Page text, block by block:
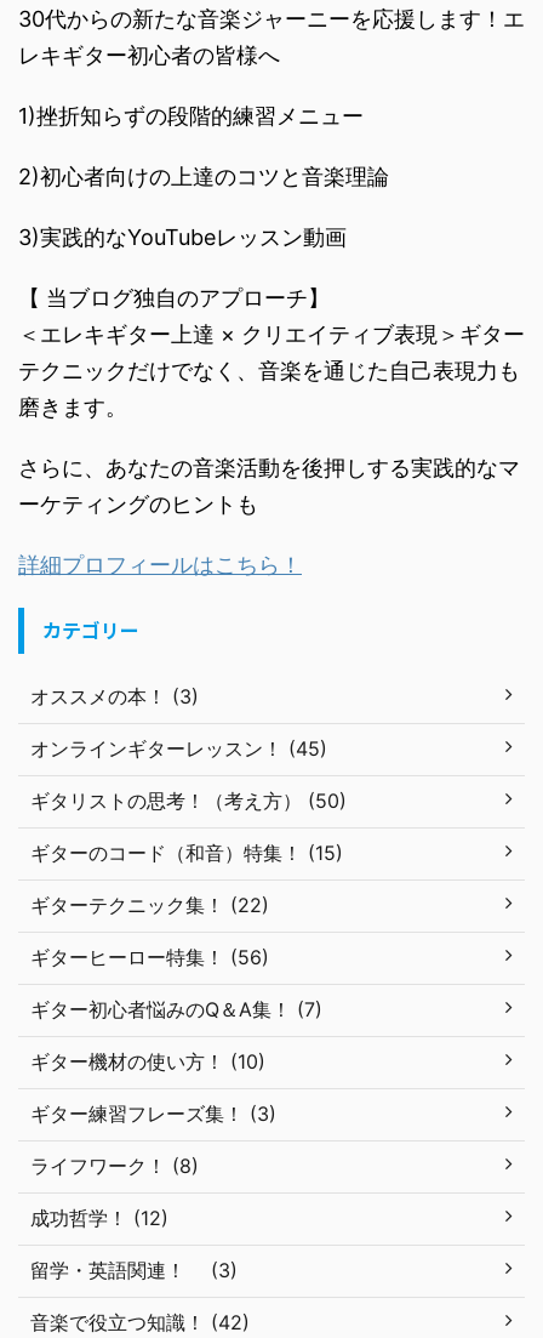
30代からの新たな音楽ジャーニーを応援します！エ
レキギター初心者の皆様へ
1)挫折知らずの段階的練習メニュー
2)初心者向けの上達のコツと音楽理論
3)実践的なYouTubeレッスン動画
【 当ブログ独自のアプローチ】
＜エレキギター上達 × クリエイティブ表現＞ギター
テクニックだけでなく、音楽を通じた自己表現力も
磨きます。
さらに、あなたの音楽活動を後押しする実践的なマ
ーケティングのヒントも
詳細プロフィールはこちら！
カテゴリー
オススメの本！ (3)
オンラインギターレッスン！ (45)
ギタリストの思考！（考え方） (50)
ギターのコード（和音）特集！ (15)
ギターテクニック集！ (22)
ギターヒーロー特集！ (56)
ギター初心者悩みのQ＆A集！ (7)
ギター機材の使い方！ (10)
ギター練習フレーズ集！ (3)
ライフワーク！ (8)
成功哲学！ (12)
留学・英語関連！ (3)
音楽で役立つ知識！ (42)